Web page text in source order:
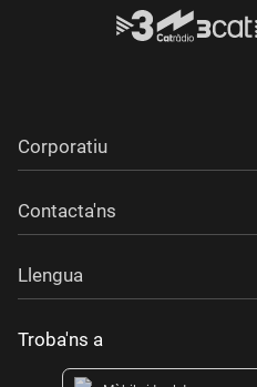
Corporatiu
Contacta'ns
Llengua
Troba'ns a